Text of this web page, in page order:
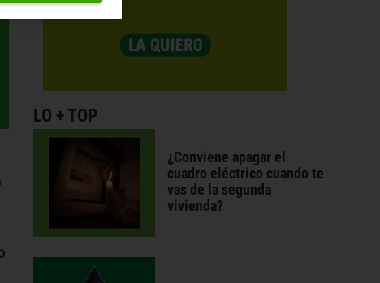
LO + TOP
¿Conviene apagar el
cuadro eléctrico cuando te
vas de la segunda
vivienda?